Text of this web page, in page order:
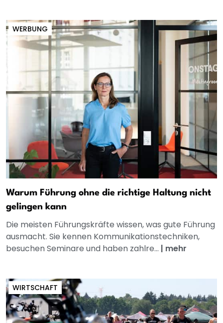
WERBUNG
Warum Führung ohne die richtige Haltung nicht
gelingen kann
Die meisten Führungskräfte wissen, was gute Führung
ausmacht. Sie kennen Kommunikationstechniken,
besuchen Seminare und haben zahlre... | mehr
WIRTSCHAFT